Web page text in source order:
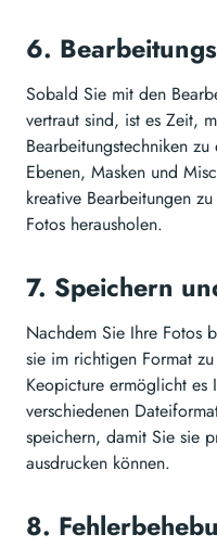
6.
Sobald Sie mit den
vertraut sind, ist es Zeit,
Bearbeitungstechniken
Ebenen, Masken und
kreative Bearbeitungen
Fotos herausholen.
7. Speichern
Nachdem Sie Ihre Fotos
sie im richtigen Format
Keopicture ermöglicht es
verschiedenen
speichern, damit Sie sie
ausdrucken können.
8.